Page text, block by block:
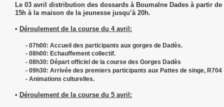
Le 03 avril distribution des dossards à Boumalne Dades à partir de
15h à la maison de la jeunesse jusqu’à 20h.
• Déroulement de la course du 4 avril:
- 07h00: Accueil des participants aux gorges de Dadès.
- 08h00: Echauffement collectif.
- 08h30: Départ officiel de la course des Gorges Dadès
- 09h30: Arrivée des premiers participants aux Pattes de singe, R704
- Animations culturelles.
• Déroulement de la course du 5 avril: